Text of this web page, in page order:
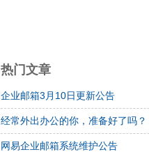
热门文章
企业邮箱3月10日更新公告
经常外出办公的你，准备好了吗？
网易企业邮箱系统维护公告